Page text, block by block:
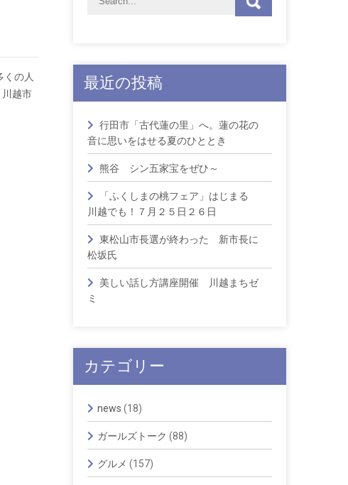
くの人
越市
最近の投稿
行田市「古代蓮の里」へ。蓮の花の
音に思いをはせる夏のひととき
熊谷 シン五家宝をぜひ～
「ふくしまの桃フェア」はじまる
川越でも！７月２５日２６日
東松山市長選が終わった 新市長に
松坂氏
美しい話し方講座開催 川越まちゼ
ミ
カテゴリー
news (18)
ガールズトーク (88)
グルメ (157)